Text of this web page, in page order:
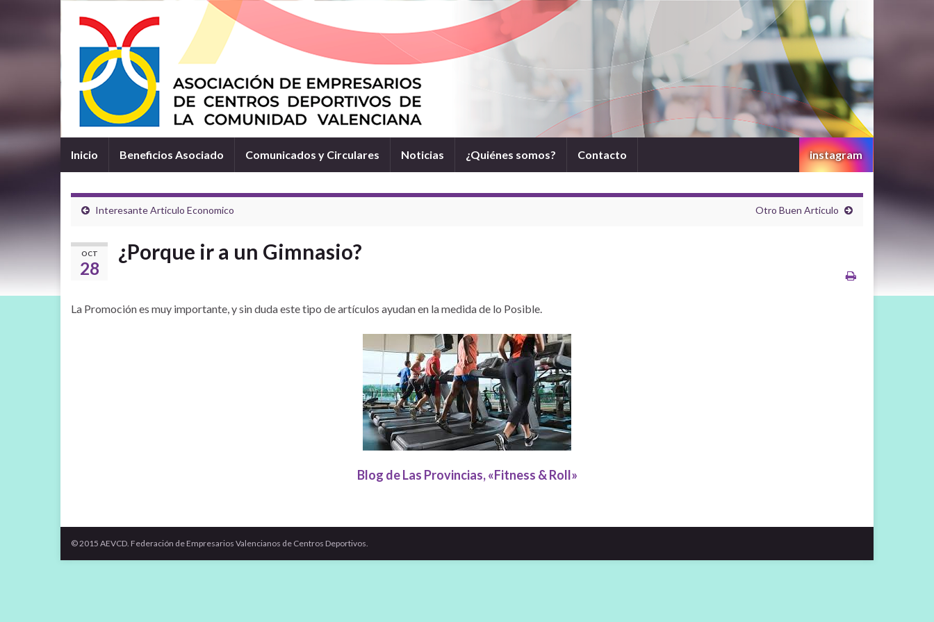
Inicio Beneficios Asociado Comunicados y Circulares Noticias ¿Quiénes somos? Contacto instagram
Interesante Articulo Economico Otro Buen Articulo
OCT
28
¿Porque ir a un Gimnasio?
La Promoción es muy importante, y sin duda este tipo de artículos ayudan en la medida de lo Posible.
Blog de Las Provincias, «Fitness & Roll»
© 2015 AEVCD. Federación de Empresarios Valencianos de Centros Deportivos.